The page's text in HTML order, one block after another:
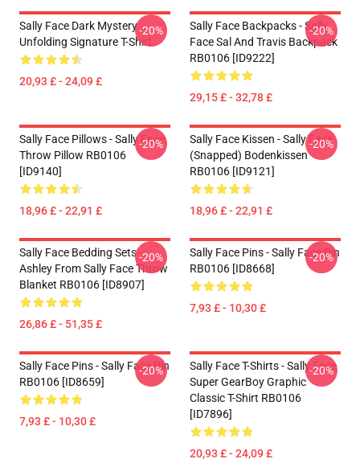
Sally Face Dark Mystery
Unfolding Signature T-Shirt
20,93 £ - 24,09 £
-20%
Sally Face Backpacks - Sally
Face Sal And Travis Backpack
RB0106 [ID9222]
29,15 £ - 32,78 £
-20%
Sally Face Pillows - Sally Face.
Throw Pillow RB0106
[ID9140]
18,96 £ - 22,91 £
-20%
Sally Face Kissen - Sally Face
(Snapped) Bodenkissen
RB0106 [ID9121]
18,96 £ - 22,91 £
-20%
Sally Face Bedding Sets -
Ashley From Sally Face Throw
Blanket RB0106 [ID8907]
26,86 £ - 51,35 £
-20%
Sally Face Pins - Sally Face Pin
RB0106 [ID8668]
7,93 £ - 10,30 £
-20%
Sally Face Pins - Sally Face Pin
RB0106 [ID8659]
7,93 £ - 10,30 £
-20%
Sally Face T-Shirts - Sally Face
Super GearBoy Graphic
Classic T-Shirt RB0106
[ID7896]
20,93 £ - 24,09 £
-20%